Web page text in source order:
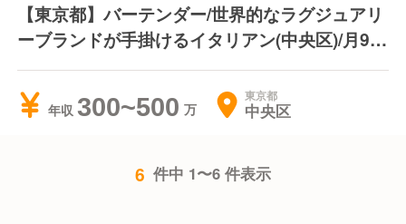
【東京都】バーテンダー/世界的なラグジュアリ
ーブランドが手掛けるイタリアン(中央区)/月9日
休み＊残業手当あり＊海外研修制度あり
年収 300~500 東京都
中央区
6 件中 1〜6 件表示